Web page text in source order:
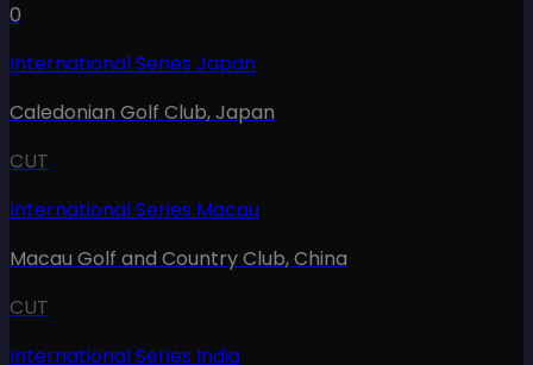
0
International Series Japan
Caledonian Golf Club,Japan
CUT
International Series Macau
Macau Golf and Country Club,China
CUT
International Series India